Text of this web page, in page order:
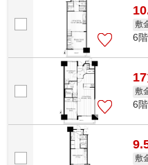
敷
6
17
敷
6
敷